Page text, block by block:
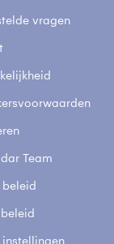
vragen
Team
beleid
instellingen